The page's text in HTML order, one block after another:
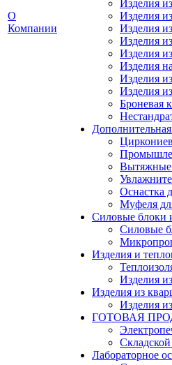
О
Компании
Изделия
Изделия
Изделия
Изделия
Изделия
Изделия
Изделия
Изделия
Броневая
Вытяжные
Оснастка
Муфеля
Силовые блоки
Силовые
Изделия и
Изделия
Изделия из
Изделия
ГОТОВАЯ
Лабораторное